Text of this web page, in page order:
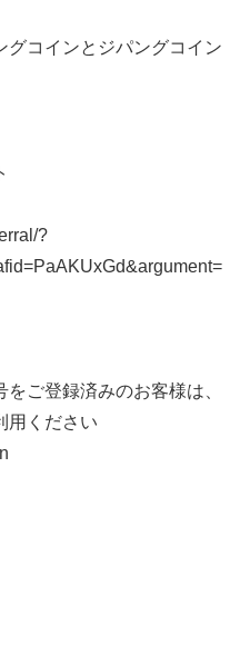
グコインとジパングコイン
?
ご登録済みのお客様は、
用ください